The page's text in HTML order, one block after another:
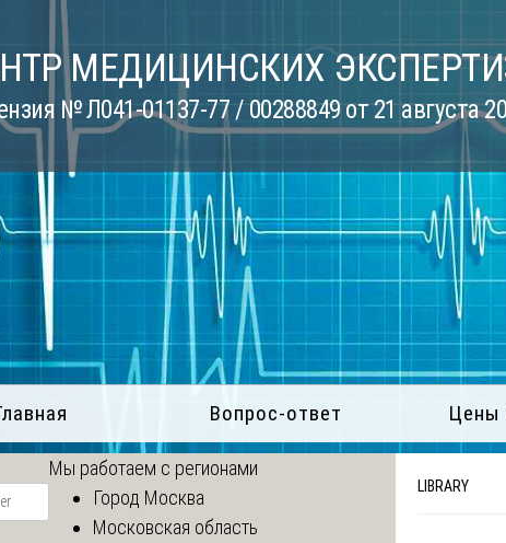
МЕДИЦИНСКИХ
№ Л041-01137-77 / 00288849 от 21 августа
Вопрос-ответ Цены
LIBRARY
Мы работаем с регионами
Город Москва
Московская область